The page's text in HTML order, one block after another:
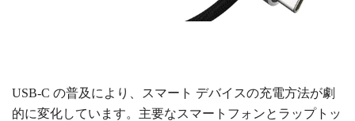
USB-C の普及により、スマート デバイスの充電方法が劇
的に変化しています。主要なスマートフォンとラップトッ